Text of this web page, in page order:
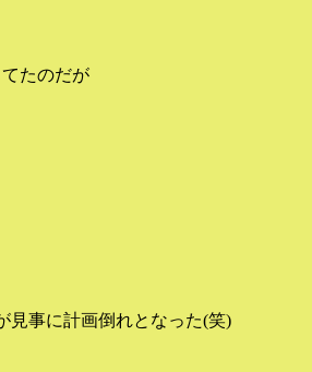
たのだが
見事に計画倒れとなった(笑)